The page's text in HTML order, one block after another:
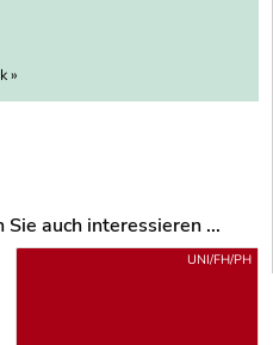
»
auch interessieren ...
UNI/FH/PH